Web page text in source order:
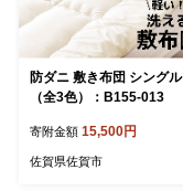
防ダニ 敷き布団 シングル
（全3色）：B155-013
寄附金額 15,500円
佐賀県佐賀市